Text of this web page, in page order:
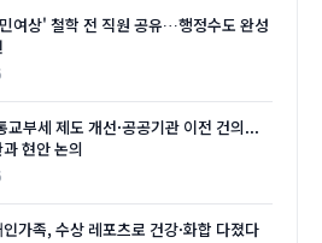
여상' 철학 전 직원 공유…행정수도 완성
교부세 제도 개선·공공기관 이전 건의...
현안 논의
가족, 수상 레포츠로 건강·화합 다졌다